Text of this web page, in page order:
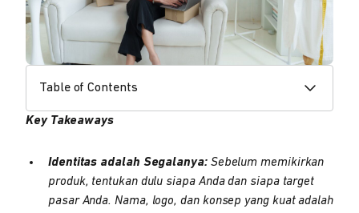
Table of Contents
Key Takeaways
Identitas adalah Segalanya:Sebelum memikirkan
produk, tentukan dulu siapa Anda dan siapa target
pasar Anda. Nama, logo, dan konsep yang kuat adalah